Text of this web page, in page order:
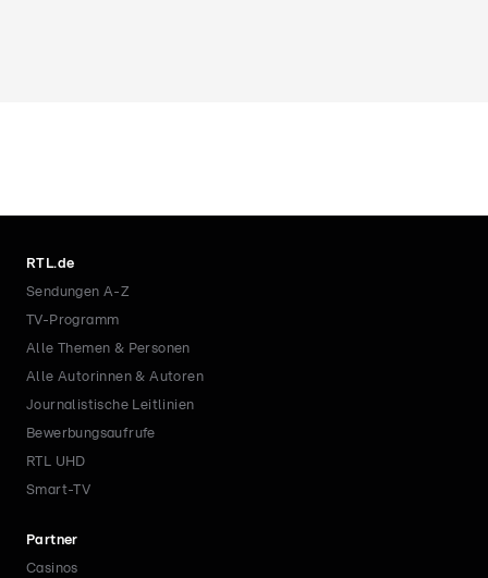
RTL.de
Sendungen A-Z
TV-Programm
Alle Themen & Personen
Alle Autorinnen & Autoren
Journalistische Leitlinien
Bewerbungsaufrufe
RTL UHD
Smart-TV
Partner
Casinos